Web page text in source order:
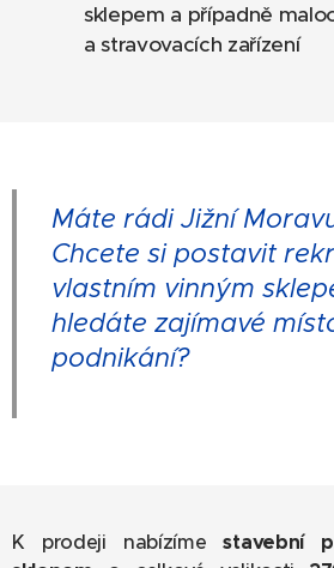
sklepem a případně
a stravovacích zařízení
Máte rádi Jižní
Chcete si postavit
vlastním vinným
hledáte zajímavé
podnikání?
K prodeji nabízímestavební